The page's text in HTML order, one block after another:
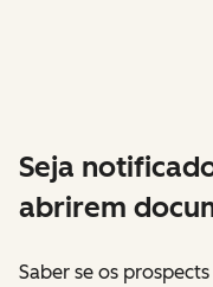
Seja
abrirem
Saber se os